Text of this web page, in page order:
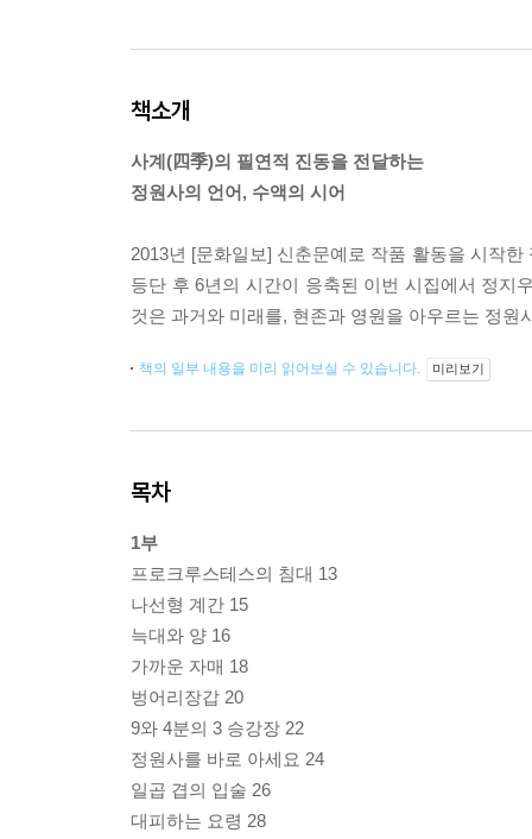
책소개
사계(四季)의 필연적 진동을 전달하는
정원사의 언어, 수액의 시어
2013년 [문화일보] 신춘문예로 작품 활동을 시작
등단 후 6년의 시간이 응축된 이번 시집에서 정지
것은 과거와 미래를, 현존과 영원을 아우르는 정원
책의 일부 내용을 미리 읽어보실 수 있습니다. 미리보기
목차
1부
프로크루스테스의 침대 13
나선형 계간 15
늑대와 양 16
가까운 자매 18
벙어리장갑 20
9와 4분의 3 승강장 22
정원사를 바로 아세요 24
일곱 겹의 입술 26
대피하는 요령 28